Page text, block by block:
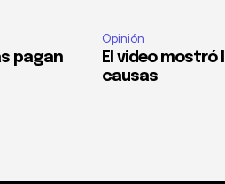
pagan
Opinión
El video mostró
causas